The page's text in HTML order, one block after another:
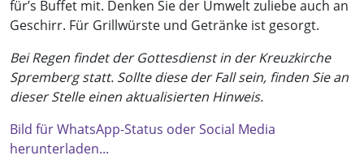
für’s Buffet mit. Denken Sie der Umwelt zuliebe auch an
Geschirr. Für Grillwürste und Getränke ist gesorgt.
Bei Regen findet der Gottesdienst in der Kreuzkirche
Spremberg statt. Sollte diese der Fall sein, finden Sie an
dieser Stelle einen aktualisierten Hinweis.
Bild für WhatsApp-Status oder Social Media
herunterladen...